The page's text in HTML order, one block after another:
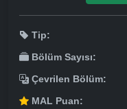
Tip:
Bölüm Sayısı:
Çevrilen Bölüm:
MAL Puan: